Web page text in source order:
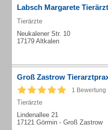
Labsch Margarete
Tierärzte
Neukalener Str. 10
17179 Altkalen
Groß Zastrow
1 Bewertung
Tierärzte
Lindenallee 21
17121 Görmin - Groß Zastrow